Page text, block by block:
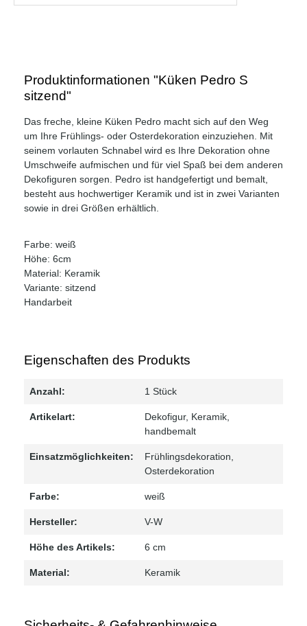
Produktinformationen "Küken Pedro S
sitzend"
Das freche, kleine Küken Pedro macht sich auf den Weg
um Ihre Frühlings- oder Osterdekoration einzuziehen. Mit
seinem vorlauten Schnabel wird es Ihre Dekoration ohne
Umschweife aufmischen und für viel Spaß bei dem anderen
Dekofiguren sorgen. Pedro ist handgefertigt und bemalt,
besteht aus hochwertiger Keramik und ist in zwei Varianten
sowie in drei Größen erhältlich.
Farbe: weiß
Höhe: 6cm
Material: Keramik
Variante: sitzend
Handarbeit
Eigenschaften des Produkts
Anzahl: 1 Stück
Artikelart:
Dekofigur, Keramik,
handbemalt
Einsatzmöglichkeiten: Frühlingsdekoration
Osterdekoration
Farbe: weiß
Hersteller: V-W
Höhe des Artikels: 6 cm
Material: Keramik